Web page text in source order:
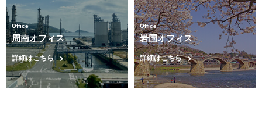
Office
周南オフィス
詳細はこちら
Office
岩国オフィス
詳細はこちら